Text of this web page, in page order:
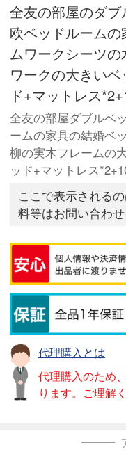
全友の部屋のダ
欧ベッドルーム
ムワークシーツ
ワークの大きい
ド+マットレス
全友の部屋ダブルベ
ームの家具の結婚ベ
柳の実木フレームの
ッド+マットレス
ここで表示される
料等はお問い合わ
代理購入とは
代理購入のため
ります。ご理解